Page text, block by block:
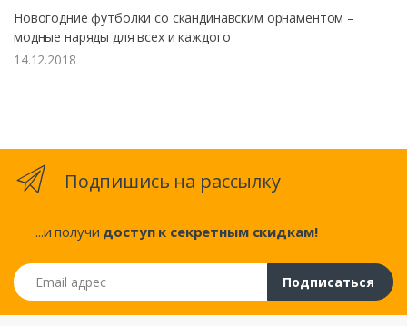
Новогодние футболки со скандинавским орнаментом –
модные наряды для всех и каждого
14.12.2018
Подпишись на рассылку
...и получи доступ к секретным скидкам!
Email адрес
Подписаться